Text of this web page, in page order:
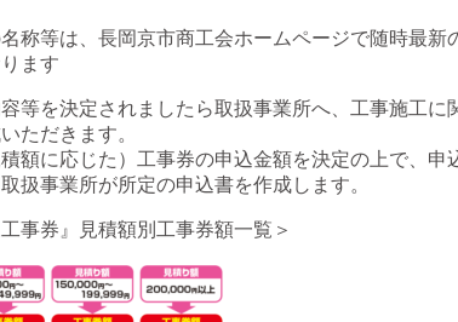
称等は、長岡京市商工会ホームページで随時最新
ます
容等を決定されましたら取扱事業所へ、工事施工に
ただきます。
積額に応じた）工事券の申込金額を決定の上で、申
扱事業所が所定の申込書を作成します。
事券』見積額別工事券額一覧＞